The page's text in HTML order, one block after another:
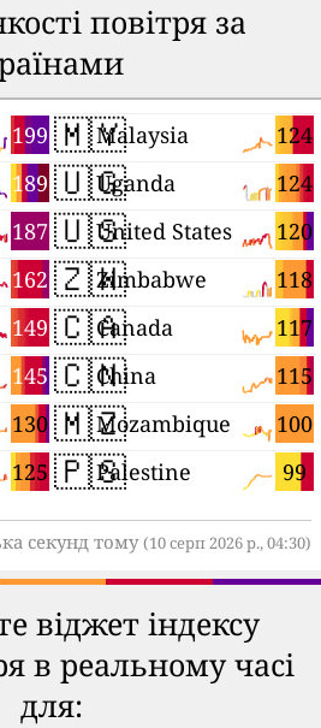
повітря за
199
189
187
162
149
145
130
125
🇲🇾 124
Malaysia
🇺🇬 124
Uganda
🇺🇸 120
United States
🇿🇼 118
Zimbabwe
🇨🇦 117
Canada
🇨🇳 115
China
🇲🇿 100
Mozambique
🇵🇸 99
Palestine
секунд тому(10 серп 2026 р., 04:30)
віджет індексу
в реальному часі
для: